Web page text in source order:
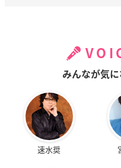
みんなが気
速水奨